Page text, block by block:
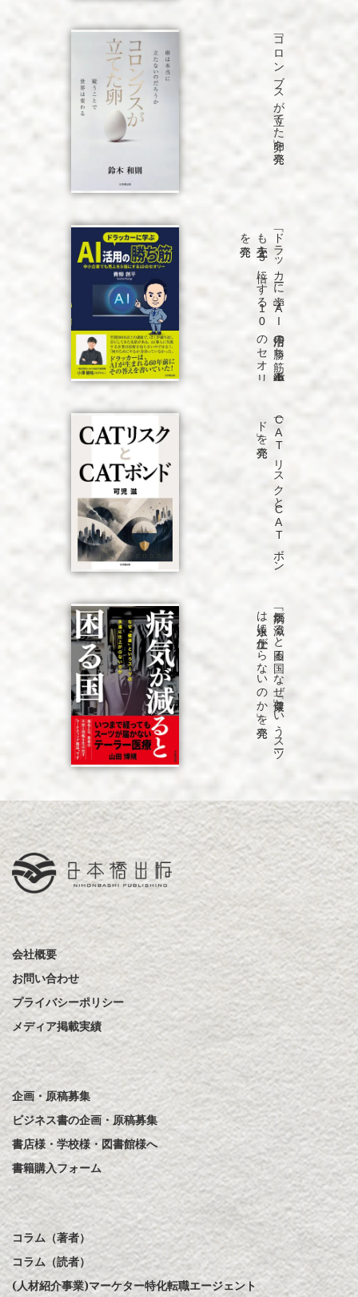
「コロンブスが立てた卵」を発売
「ド
ラ
ッ
カ
ーに
学ぶ
A
I
活用の
勝ち
筋
中小企業で
も
売上を
5
倍に
す
る
1
0
の
セ
オ
リ
ー」
を
発売
「C
A
T
リ
ス
ク
と
C
A
T
ボ
ン
ド
」を
発売
「病気が
減る
と
困る
国
な
ぜ
「健康」と
い
う
ス
ーツ
は
永遠に
仕上が
ら
な
い
の
か
」を
発売
会社概要
お問い合わせ
プライバシーポリシー
メディア掲載実績
企画・原稿募集
ビジネス書の企画・原稿募集
書店様・学校様・図書館様へ
書籍購入フォーム
コラム（著者）
コラム（読者）
(人材紹介事業)マーケター特化転職エージェント